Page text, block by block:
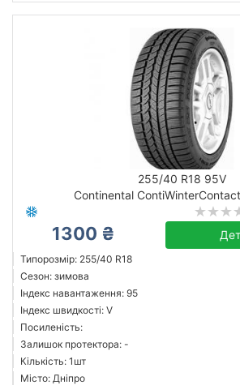
255/40 R18 95V
Continental
1300 ₴
Типорозмір: 255/40 R18
Сезон: зимова
Індекс навантаження: 95
Індекс швидкості: V
Посиленість:
Залишок протектора: -
Кількість: 1шт
Місто: Дніпро